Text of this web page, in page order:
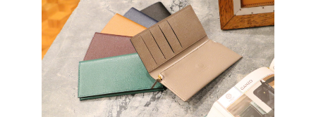
2024年3月 [10]
2024年2月 [1]
2024年1月 [1]
2023年12月 [7]
2023年11月 [6]